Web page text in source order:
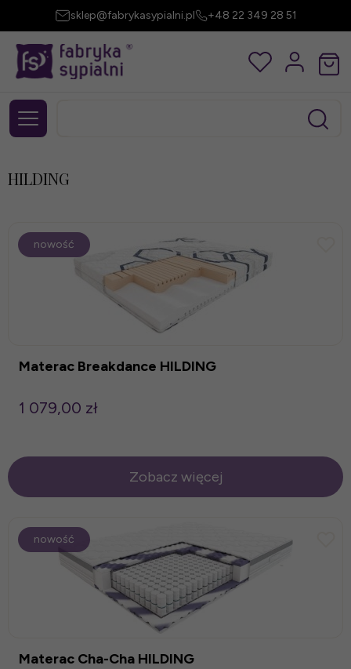
sklep@fabrykasypialni.pl +48 22 349 28 51
HILDING
Materac Breakdance HILDING
1 079,00 zł
Zobacz więcej
nowość
Materac Cha-Cha HILDING
nowość